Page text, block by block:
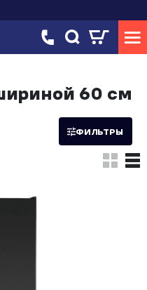
60 см
ФИЛЬТРЫ